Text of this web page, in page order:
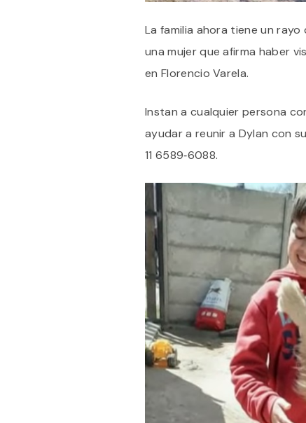
La familia ahora tiene un
una mujer que afirma haber
en Florencio Varela.
Instan a cualquier persona
ayudar a reunir a Dylan con
11 6589‑6088.